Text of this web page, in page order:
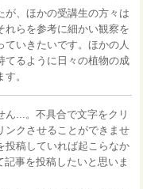
が、ほかの受講生の方々は
れらを参考に細かい観察を
いきたいです。ほかの人
てるように日々の植物の成
。
ん...。不具合で文字をクリ
ンクさせることができませ
投稿していれば起こらなか
事を投稿したいと思いま